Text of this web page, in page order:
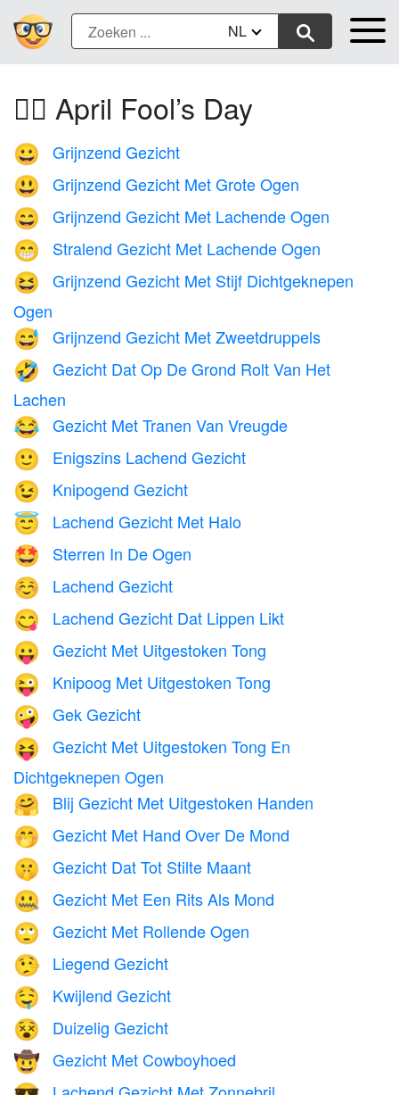
NL
🙆‍♂️ April Fool’s Day
😀 Grijnzend Gezicht
😃 Grijnzend Gezicht Met Grote Ogen
😄 Grijnzend Gezicht Met Lachende Ogen
😁 Stralend Gezicht Met Lachende Ogen
😆
Grijnzend Gezicht Met Stijf Dichtgeknepen
Ogen
😅 Grijnzend Gezicht Met Zweetdruppels
🤣
Gezicht Dat Op De Grond Rolt Van Het
Lachen
😂 Gezicht Met Tranen Van Vreugde
🙂 Enigszins Lachend Gezicht
😉 Knipogend Gezicht
😇 Lachend Gezicht Met Halo
🤩 Sterren In De Ogen
☺️ Lachend Gezicht
😋 Lachend Gezicht Dat Lippen Likt
😛 Gezicht Met Uitgestoken Tong
😜 Knipoog Met Uitgestoken Tong
🤪 Gek Gezicht
😝
Gezicht Met Uitgestoken Tong En
Dichtgeknepen Ogen
🤗 Blij Gezicht Met Uitgestoken Handen
🤭 Gezicht Met Hand Over De Mond
🤫 Gezicht Dat Tot Stilte Maant
🤐 Gezicht Met Een Rits Als Mond
🙄 Gezicht Met Rollende Ogen
🤥 Liegend Gezicht
🤤 Kwijlend Gezicht
😵 Duizelig Gezicht
🤠 Gezicht Met Cowboyhoed